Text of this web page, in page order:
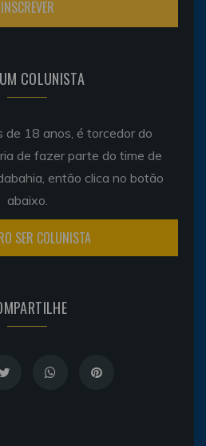
COLUNISTA
de 18 anos, é torcedor do
de fazer parte do time de
então clica no botão
abaixo.
SER COLUNISTA